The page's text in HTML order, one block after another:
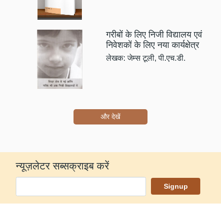
गरीबों के लिए निजी विद्यालय एवं
निवेशकों के लिए नया कार्यक्षेत्र
लेखक: जेम्स टूली, पी.एच.डी.
और देखें
न्यूज़लेटर सब्सक्राइब करें